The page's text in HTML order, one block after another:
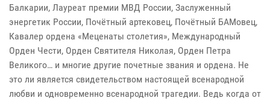
Балкарии, Лауреат премии МВД России, Заслуженный
энергетик России, Почётный артековец, Почётный БАМовец,
Кавалер ордена «Меценаты столетия», Международный
Орден Чести, Орден Святителя Николая, Орден Петра
Великого… и многие другие почетные звания и ордена. Не
это ли является свидетельством настоящей всенародной
любви и одновременно всенародной трагедии. Ведь когда от